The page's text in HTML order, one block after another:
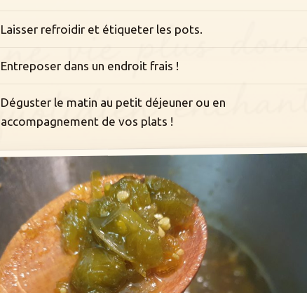
Laisser refroidir et étiqueter les pots.
Entreposer dans un endroit frais !
Déguster le matin au petit déjeuner ou en
accompagnement de vos plats !